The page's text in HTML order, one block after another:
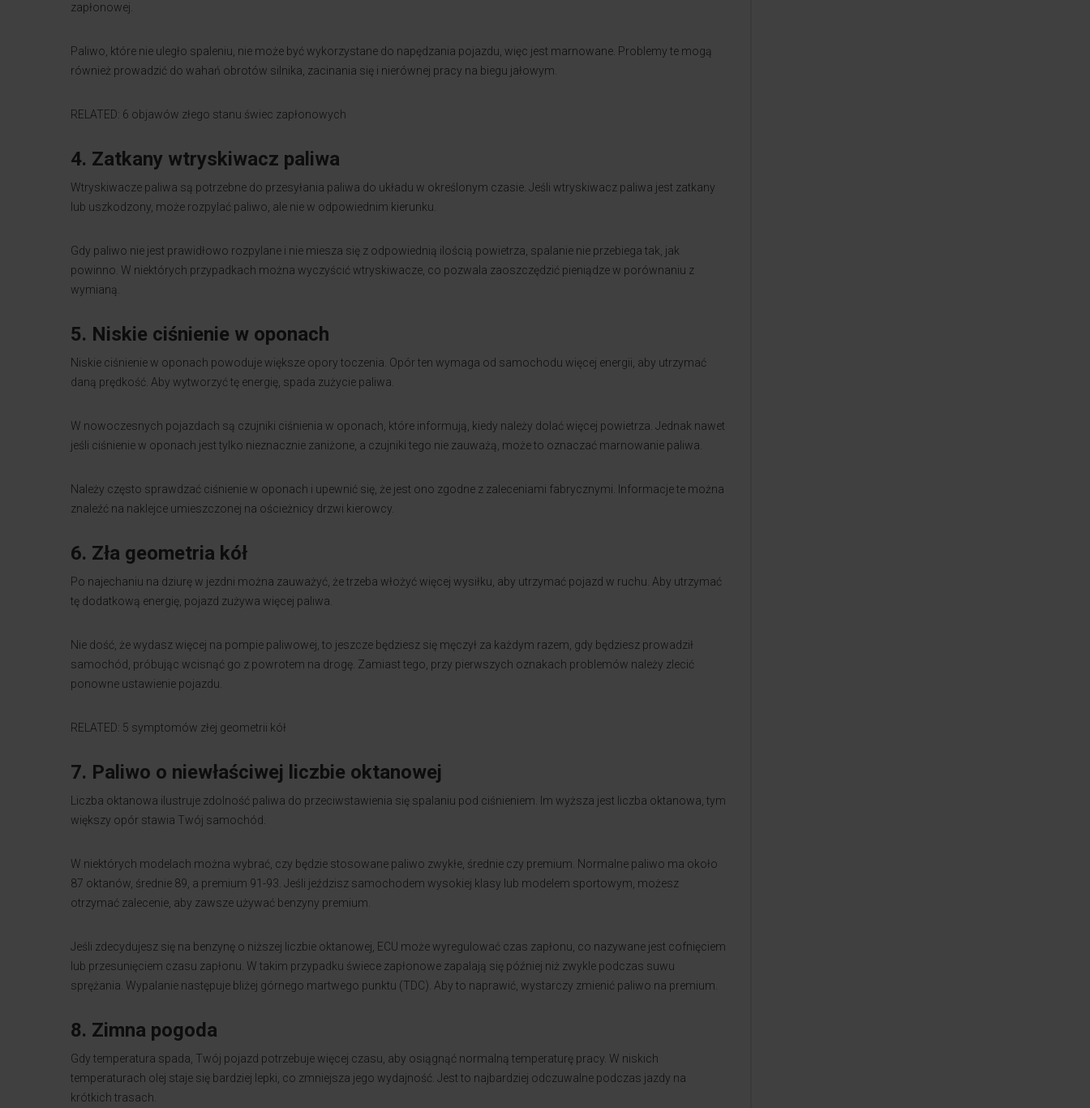
zapłonowej.
Paliwo, które nie uległo spaleniu, nie może być wykorzystane do napędzania pojazdu, więc jest marnowane. Problemy te mogą
również prowadzić do wahań obrotów silnika, zacinania się i nierównej pracy na biegu jałowym.
RELATED: 6 objawów złego stanu świec zapłonowych
4. Zatkany wtryskiwacz paliwa
Wtryskiwacze paliwa są potrzebne do przesyłania paliwa do układu w określonym czasie. Jeśli wtryskiwacz paliwa jest zatkany
lub uszkodzony, może rozpylać paliwo, ale nie w odpowiednim kierunku.
Gdy paliwo nie jest prawidłowo rozpylane i nie miesza się z odpowiednią ilością powietrza, spalanie nie przebiega tak, jak
powinno. W niektórych przypadkach można wyczyścić wtryskiwacze, co pozwala zaoszczędzić pieniądze w porównaniu z
wymianą.
5. Niskie ciśnienie w oponach
Niskie ciśnienie w oponach powoduje większe opory toczenia. Opór ten wymaga od samochodu więcej energii, aby utrzymać
daną prędkość. Aby wytworzyć tę energię, spada zużycie paliwa.
W nowoczesnych pojazdach są czujniki ciśnienia w oponach, które informują, kiedy należy dolać więcej powietrza. Jednak nawet
jeśli ciśnienie w oponach jest tylko nieznacznie zaniżone, a czujniki tego nie zauważą, może to oznaczać marnowanie paliwa.
Należy często sprawdzać ciśnienie w oponach i upewnić się, że jest ono zgodne z zaleceniami fabrycznymi. Informacje te można
znaleźć na naklejce umieszczonej na ościeżnicy drzwi kierowcy.
6. Zła geometria kół
Po najechaniu na dziurę w jezdni można zauważyć, że trzeba włożyć więcej wysiłku, aby utrzymać pojazd w ruchu. Aby utrzymać
tę dodatkową energię, pojazd zużywa więcej paliwa.
Nie dość, że wydasz więcej na pompie paliwowej, to jeszcze będziesz się męczył za każdym razem, gdy będziesz prowadził
samochód, próbując wcisnąć go z powrotem na drogę. Zamiast tego, przy pierwszych oznakach problemów należy zlecić
ponowne ustawienie pojazdu.
RELATED: 5 symptomów złej geometrii kół
7. Paliwo o niewłaściwej liczbie oktanowej
Liczba oktanowa ilustruje zdolność paliwa do przeciwstawienia się spalaniu pod ciśnieniem. Im wyższa jest liczba oktanowa, tym
większy opór stawia Twój samochód.
W niektórych modelach można wybrać, czy będzie stosowane paliwo zwykłe, średnie czy premium. Normalne paliwo ma około
87 oktanów, średnie 89, a premium 91-93. Jeśli jeździsz samochodem wysokiej klasy lub modelem sportowym, możesz
otrzymać zalecenie, aby zawsze używać benzyny premium.
Jeśli zdecydujesz się na benzynę o niższej liczbie oktanowej, ECU może wyregulować czas zapłonu, co nazywane jest cofnięciem
lub przesunięciem czasu zapłonu. W takim przypadku świece zapłonowe zapalają się później niż zwykle podczas suwu
sprężania. Wypalanie następuje bliżej górnego martwego punktu (TDC). Aby to naprawić, wystarczy zmienić paliwo na premium.
8. Zimna pogoda
Gdy temperatura spada, Twój pojazd potrzebuje więcej czasu, aby osiągnąć normalną temperaturę pracy. W niskich
temperaturach olej staje się bardziej lepki, co zmniejsza jego wydajność. Jest to najbardziej odczuwalne podczas jazdy na
krótkich trasach.